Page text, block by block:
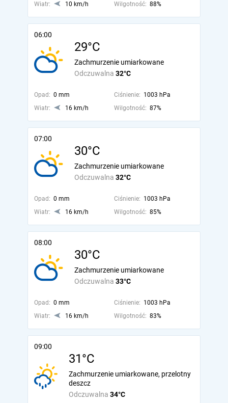
Wiatr:
10 km/h Wilgotność: 88%
06:00
29°C
Odczuwalna 32°C
Zachmurzenie umiarkowane
Opad: 0 mm Ciśnienie: 1003 hPa
Wiatr:
16 km/h Wilgotność: 87%
07:00
30°C
Odczuwalna 32°C
Zachmurzenie umiarkowane
Opad: 0 mm Ciśnienie: 1003 hPa
Wiatr:
16 km/h Wilgotność: 85%
08:00
30°C
Odczuwalna 33°C
Zachmurzenie umiarkowane
Opad: 0 mm Ciśnienie: 1003 hPa
Wiatr:
16 km/h Wilgotność: 83%
09:00
31°C
Odczuwalna 34°C
Zachmurzenie umiarkowane, przelotny
deszcz